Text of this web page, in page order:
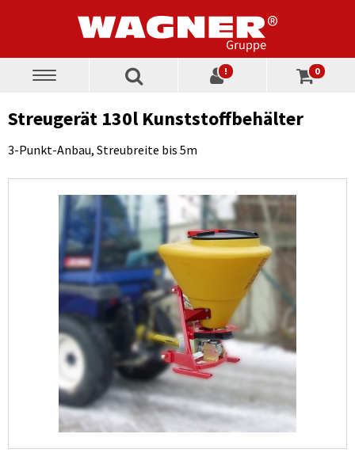
Toggle
! 0
Streugerät 130l Kunststoffbehälter
3-Punkt-Anbau, Streubreite bis 5m